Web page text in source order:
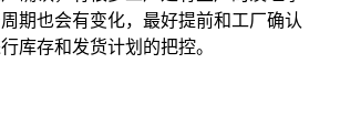
期也会有变化，最好提前和工厂确认
库存和发货计划的把控。